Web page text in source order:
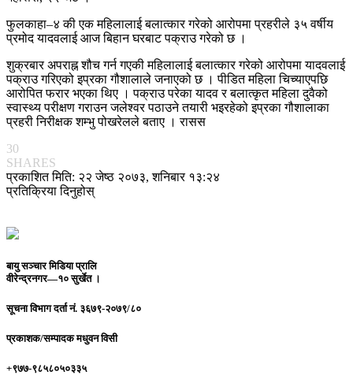
फुलकाहा–४ की एक महिलालाई बलात्कार गरेको आरोपमा प्रहरीले ३५ वर्षीय
प्रमोद यादवलाई आज बिहान घरबाट पक्राउ गरेको छ ।
शुक्रबार अपराह्न शौच गर्न गएकी महिलालाई बलात्कार गरेको आरोपमा यादवलाई
पक्राउ गरिएको इप्रका गौशालाले जनाएको छ । पीडित महिला चिच्याएपछि
आरोपित फरार भएका थिए । पक्राउ परेका यादव र बलात्कृत महिला दुवैको
स्वास्थ्य परीक्षण गराउन जलेश्वर पठाउने तयारी भइरहेको इप्रका गौशालाका
प्रहरी निरीक्षक शम्भु पोखरेलले बताए । रासस
30
SHARES
प्रकाशित मिति: २२ जेष्ठ २०७३, शनिबार १३:२४
प्रतिक्रिया दिनुहोस्
बायु सञ्चार मिडिया प्रालि
वीरेन्द्रनगर—१० सुर्खेत ।
सूचना विभाग दर्ता नं. ३६७९-२०७९/८०
प्रकाशक/सम्पादकमधुवन विसी
+९७७-९८५८०५०३३५